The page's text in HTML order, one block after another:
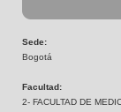
Sede:
Bogotá
Facultad:
2- FACULTAD DE